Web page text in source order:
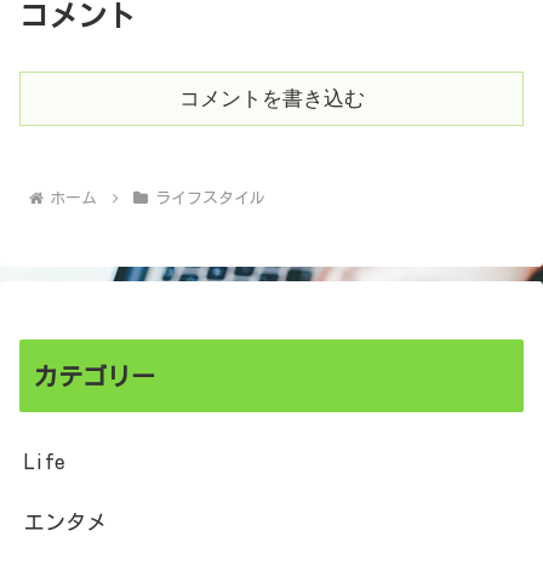
コメント
コメントを書き込む
ホーム ライフスタイル
カテゴリー
Life
エンタメ